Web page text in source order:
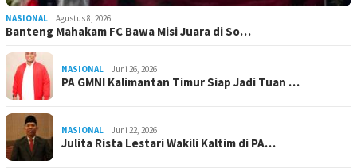
NASIONAL Agustus 8, 2026
Banteng Mahakam FC Bawa Misi Juara di So…
NASIONAL Juni 26, 2026
PA GMNI Kalimantan Timur Siap Jadi Tuan …
NASIONAL Juni 22, 2026
Julita Rista Lestari Wakili Kaltim di PA…